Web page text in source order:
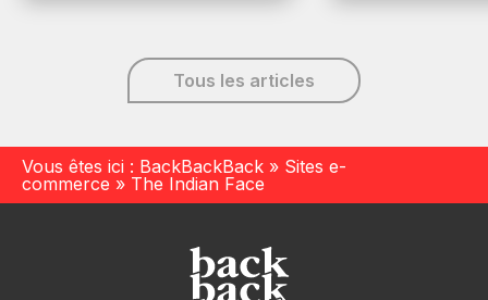
Tous les articles
Vous êtes ici : BackBackBack » Sites e-
commerce » The Indian Face